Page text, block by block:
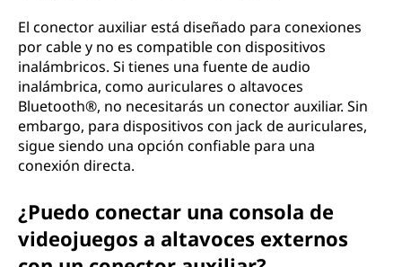
El conector auxiliar está diseñado para conexiones
por cable y no es compatible con dispositivos
inalámbricos. Si tienes una fuente de audio
inalámbrica, como auriculares o altavoces
Bluetooth®, no necesitarás un conector auxiliar. Sin
embargo, para dispositivos con jack de auriculares,
sigue siendo una opción confiable para una
conexión directa.
¿Puedo conectar una consola de
videojuegos a altavoces externos